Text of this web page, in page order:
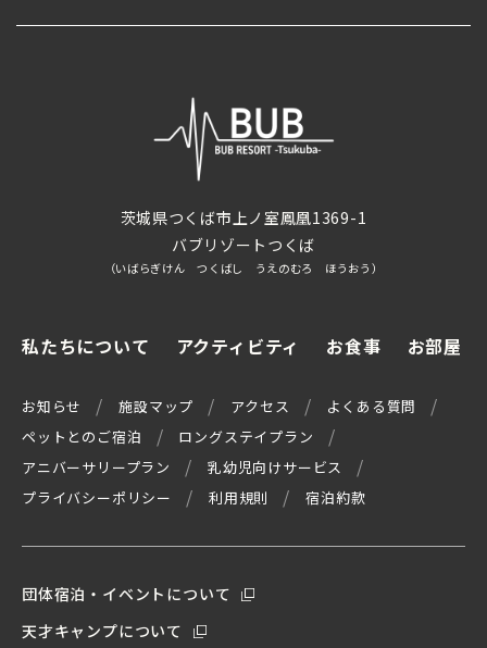
茨城県つくば市上ノ室鳳凰1369-1
バブリゾートつくば
（いばらぎけん つくばし うえのむろ ほうおう）
私たちについて アクティビティ お食事 お部屋
お知らせ 施設マップ アクセス
よくある質問
ペットとのご宿泊
ロングステイプラン
アニバーサリープラン
乳幼児向けサービス
プライバシーポリシー
利用規則 宿泊約款
団体宿泊・イベントについて
天才キャンプについて